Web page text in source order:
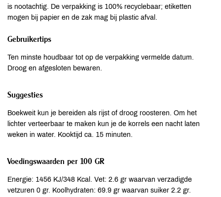
is nootachtig. De verpakking is 100% recyclebaar; etiketten
mogen bij papier en de zak mag bij plastic afval.
Gebruikertips
Ten minste houdbaar tot op de verpakking vermelde datum.
Droog en afgesloten bewaren.
Suggesties
Boekweit kun je bereiden als rijst of droog roosteren. Om het
lichter verteerbaar te maken kun je de korrels een nacht laten
weken in water. Kooktijd ca. 15 minuten.
Voedingswaarden per 100 GR
Energie: 1456 KJ/348 Kcal. Vet: 2.6 gr waarvan verzadigde
vetzuren 0 gr. Koolhydraten: 69.9 gr waarvan suiker 2.2 gr.